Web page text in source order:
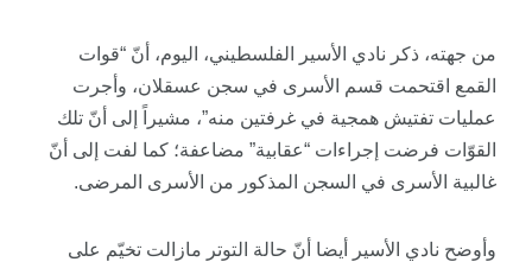
من جهته، ذكر نادي الأسير الفلسطيني، اليوم، أنّ “قوات
القمع اقتحمت قسم الأسرى في سجن عسقلان، وأجرت
عمليات تفتيش همجية في غرفتين منه”، مشيراً إلى أنّ تلك
القوّات فرضت إجراءات “عقابية” مضاعفة؛ كما لفت إلى أنّ
غالبية الأسرى في السجن المذكور من الأسرى المرضى.
وأوضح نادي الأسير أيضا أنّ حالة التوتر مازالت تخيّم على